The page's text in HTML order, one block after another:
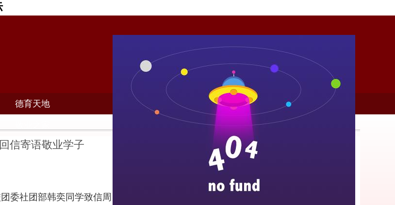
德育天地
信寄语敬业学子
委社团部韩奕同学致信周